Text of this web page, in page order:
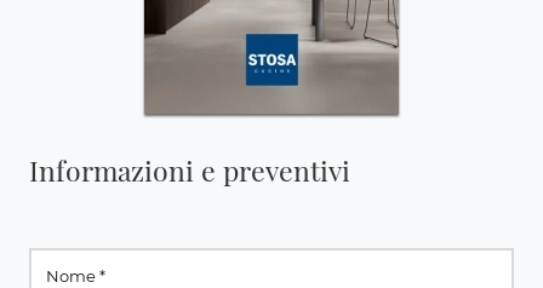
Informazioni e preventivi